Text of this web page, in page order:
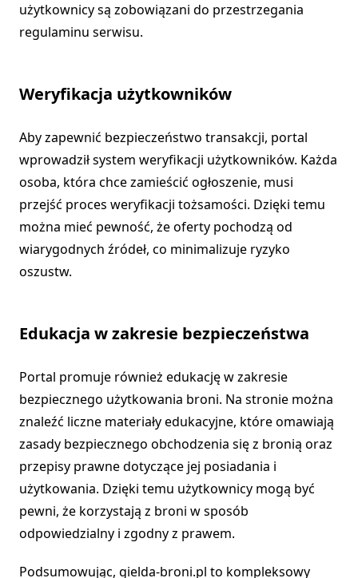
użytkownicy są zobowiązani do przestrzegania
regulaminu serwisu.
Weryfikacja użytkowników
Aby zapewnić bezpieczeństwo transakcji, portal
wprowadził system weryfikacji użytkowników. Każda
osoba, która chce zamieścić ogłoszenie, musi
przejść proces weryfikacji tożsamości. Dzięki temu
można mieć pewność, że oferty pochodzą od
wiarygodnych źródeł, co minimalizuje ryzyko
oszustw.
Edukacja w zakresie bezpieczeństwa
Portal promuje również edukację w zakresie
bezpiecznego użytkowania broni. Na stronie można
znaleźć liczne materiały edukacyjne, które omawiają
zasady bezpiecznego obchodzenia się z bronią oraz
przepisy prawne dotyczące jej posiadania i
użytkowania. Dzięki temu użytkownicy mogą być
pewni, że korzystają z broni w sposób
odpowiedzialny i zgodny z prawem.
Podsumowując, gielda-broni.pl to kompleksowy